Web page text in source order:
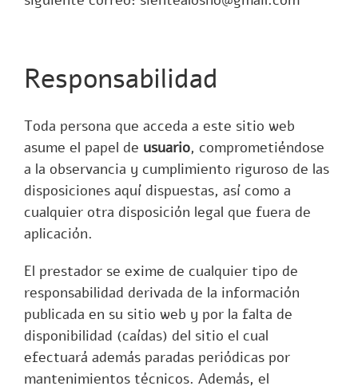
Responsabilidad
Toda persona que acceda a este sitio web
asume el papel de usuario, comprometiéndose
a la observancia y cumplimiento riguroso de las
disposiciones aquí dispuestas, así como a
cualquier otra disposición legal que fuera de
aplicación.
El prestador se exime de cualquier tipo de
responsabilidad derivada de la información
publicada en su sitio web y por la falta de
disponibilidad (caídas) del sitio el cual
efectuará además paradas periódicas por
mantenimientos técnicos. Además, el